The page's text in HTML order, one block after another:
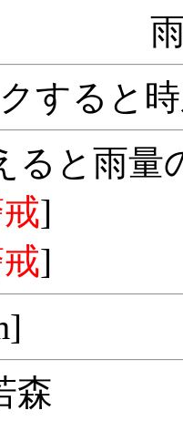
すると
ると雨量
]
]
森